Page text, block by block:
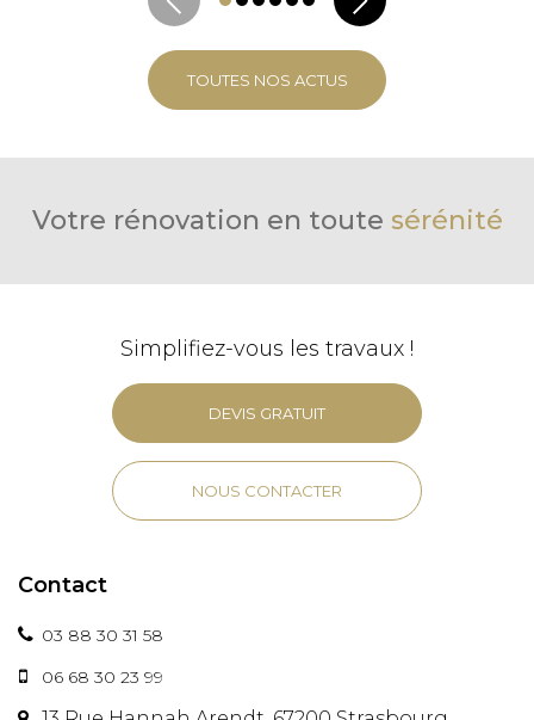
TOUTES NOS ACTUS
Votre rénovation en toute sérénité
Simplifiez-vous les travaux !
DEVIS GRATUIT
NOUS CONTACTER
Contact
03 88 30 31 58
06 68 30 23 99